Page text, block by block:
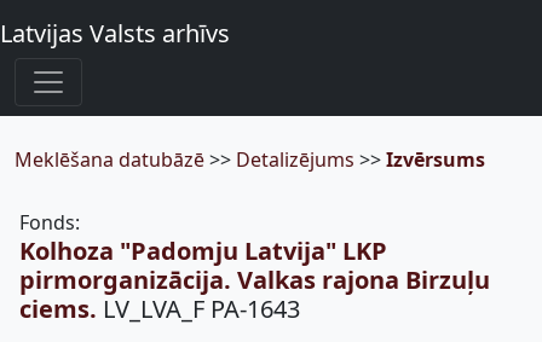
Latvijas Valsts arhīvs
Meklēšana datubāzē>> Detalizējums >>Izvērsums
Fonds:
Kolhoza "Padomju Latvija" LKP
pirmorganizācija. Valkas rajona Birzuļu
ciems. LV_LVA_F PA-1643